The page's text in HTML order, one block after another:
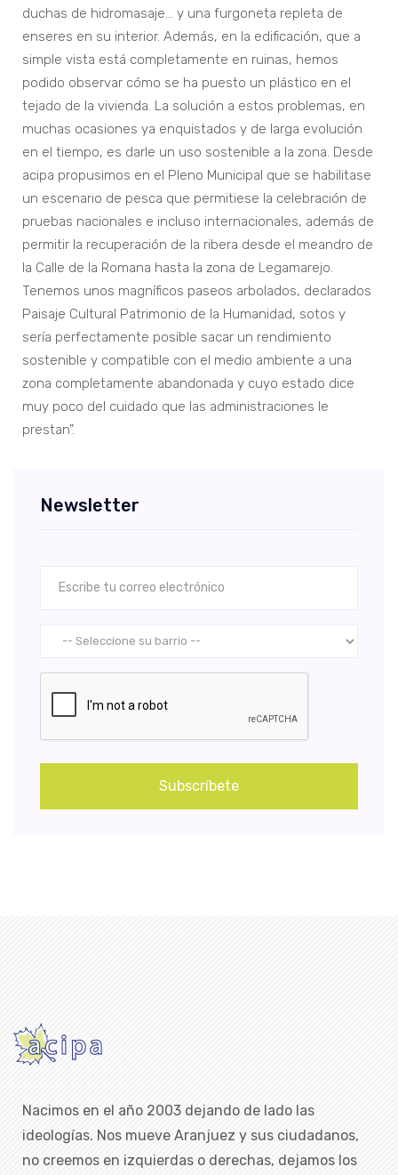
duchas de hidromasaje… y una furgoneta repleta de
enseres en su interior. Además, en la edificación, que a
simple vista está completamente en ruinas, hemos
podido observar cómo se ha puesto un plástico en el
tejado de la vivienda. La solución a estos problemas, en
muchas ocasiones ya enquistados y de larga evolución
en el tiempo, es darle un uso sostenible a la zona. Desde
acipa propusimos en el Pleno Municipal que se habilitase
un escenario de pesca que permitiese la celebración de
pruebas nacionales e incluso internacionales, además de
permitir la recuperación de la ribera desde el meandro de
la Calle de la Romana hasta la zona de Legamarejo.
Tenemos unos magníficos paseos arbolados, declarados
Paisaje Cultural Patrimonio de la Humanidad, sotos y
sería perfectamente posible sacar un rendimiento
sostenible y compatible con el medio ambiente a una
zona completamente abandonada y cuyo estado dice
muy poco del cuidado que las administraciones le
prestan”.
Newsletter
Subscríbete
Nacimos en el año 2003 dejando de lado las
ideologías. Nos mueve Aranjuez y sus ciudadanos,
no creemos en izquierdas o derechas, dejamos los